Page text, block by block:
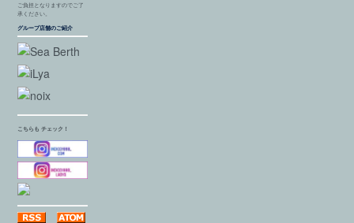
ご負担となりますのでご了
承ください。
グループ店舗のご紹介
こちらも チェック！